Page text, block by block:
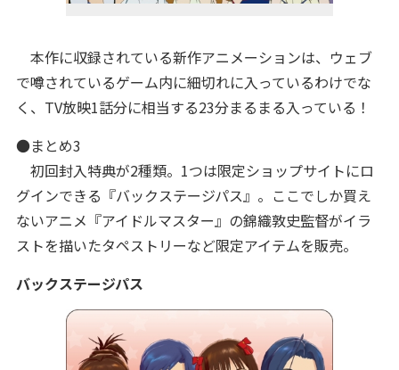
本作に収録されている新作アニメーションは、ウェブ
で噂されているゲーム内に細切れに入っているわけでな
く、TV放映1話分に相当する23分まるまる入っている！
●まとめ3
初回封入特典が2種類。1つは限定ショップサイトにロ
グインできる『バックステージパス』。ここでしか買え
ないアニメ『アイドルマスター』の錦織敦史監督がイラ
ストを描いたタペストリーなど限定アイテムを販売。
バックステージパス